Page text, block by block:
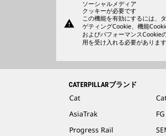
warning
ソーシャルメディア
クッキーが必要です
この機能を有効にするには、
ゲティングCookie、機能Cookie
およびパフォーマンスCookie
用を受け入れる必要があります
CATERPILLARブランド
Cat
AsiaTrak
Progress Rail